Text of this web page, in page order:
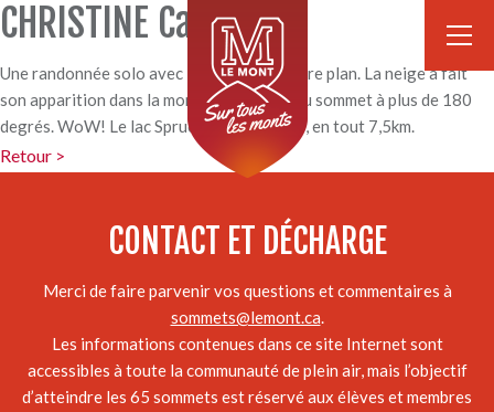
CHRISTINE Cantin
Une randonnée solo avec Le Soleil en arrière plan. La neige a fait
son apparition dans la montagne. La vue au sommet à plus de 180
degrés. WoW! Le lac Spruce et le roud top, en tout 7,5km.
Retour >
CONTACT ET DÉCHARGE
Merci de faire parvenir vos questions et commentaires à
sommets@lemont.ca.
Les informations contenues dans ce site Internet sont
accessibles à toute la communauté de plein air, mais l’objectif
d’atteindre les 65 sommets est réservé aux élèves et membres